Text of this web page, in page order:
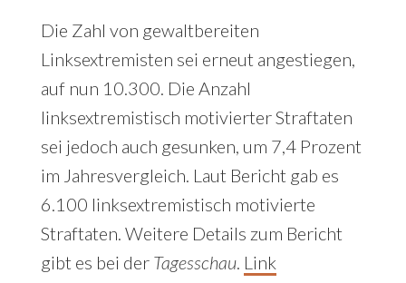
Die Zahl von gewaltbereiten
Linksextremisten sei erneut angestiegen,
auf nun 10.300. Die Anzahl
linksextremistisch motivierter Straftaten
sei jedoch auch gesunken, um 7,4 Prozent
im Jahresvergleich. Laut Bericht gab es
6.100 linksextremistisch motivierte
Straftaten. Weitere Details zum Bericht
gibt es bei der Tagesschau. Link